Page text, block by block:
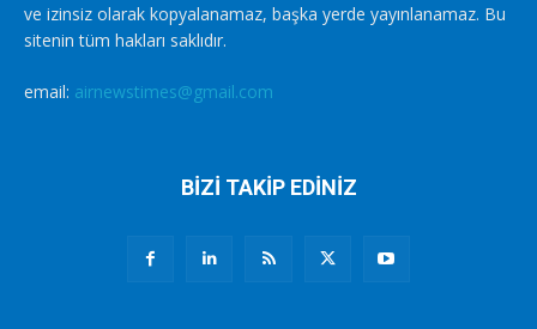
ve izinsiz olarak kopyalanamaz, başka yerde yayınlanamaz. Bu
sitenin tüm hakları saklıdır.
email: airnewstimes@gmail.com
BİZİ TAKİP EDİNİZ